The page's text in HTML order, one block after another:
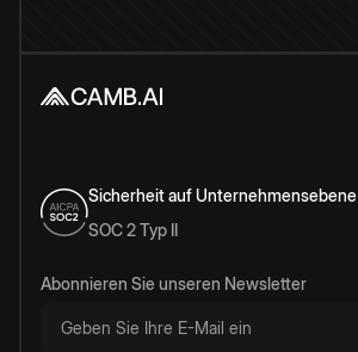
Sicherheit auf Unternehmensebene
SOC 2 Typ II
Abonnieren Sie unseren Newsletter